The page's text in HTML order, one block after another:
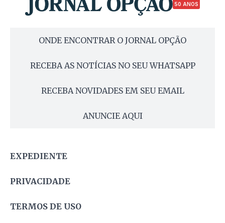
50 ANOS
ONDE ENCONTRAR O JORNAL OPÇÃO
RECEBA AS NOTÍCIAS NO SEU WHATSAPP
RECEBA NOVIDADES EM SEU EMAIL
ANUNCIE AQUI
EXPEDIENTE
PRIVACIDADE
TERMOS DE USO